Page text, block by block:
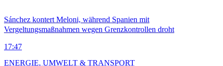
Sánchez kontert Meloni, während Spanien mit
Vergeltungsmaßnahmen wegen Grenzkontrollen droht
17:47
ENERGIE, UMWELT & TRANSPORT